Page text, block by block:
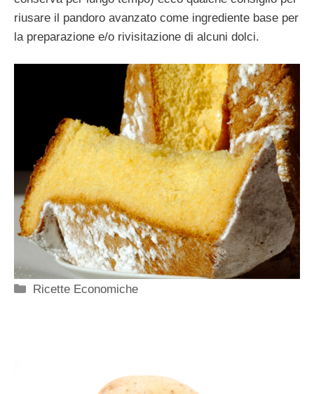
riusare il pandoro avanzato come ingrediente base per
la preparazione e/o rivisitazione di alcuni dolci.
Categorie
Ricette Economiche